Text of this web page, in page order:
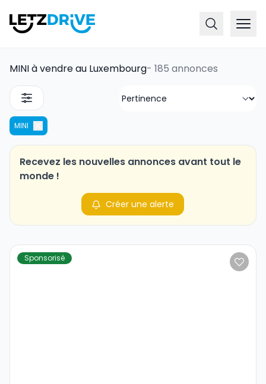
MINI à vendre au Luxembourg- 185 annonces
MINI
Recevez les nouvelles annonces avant tout le
monde !
Créer une alerte
Sponsorisé